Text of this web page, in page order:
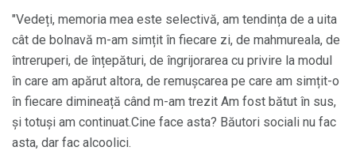
"Vedeți, memoria mea este selectivă, am tendința de a uita
cât de bolnavă m-am simțit în fiecare zi, de mahmureala, de
întreruperi, de înțepături, de îngrijorarea cu privire la modul
în care am apărut altora, de remușcarea pe care am simțit-o
în fiecare dimineață când m-am trezit Am fost bătut în sus,
și totuși am continuat.Cine face asta? Băutori sociali nu fac
asta, dar fac alcoolici.